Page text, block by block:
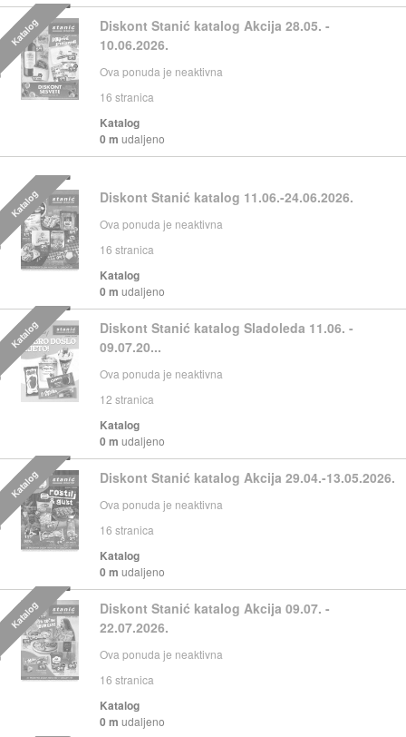
Diskont Stanić katalog Akcija 28.05. -
10.06.2026.
Ova ponuda je neaktivna
16 stranica
Katalog
0 m udaljeno
Katalog
Diskont Stanić katalog 11.06.-24.06.2026.
Ova ponuda je neaktivna
16 stranica
Katalog
0 m udaljeno
Katalog
Diskont Stanić katalog Sladoleda 11.06. -
09.07.20...
Ova ponuda je neaktivna
12 stranica
Katalog
0 m udaljeno
Katalog
Diskont Stanić katalog Akcija 29.04.-13.05.2026.
Ova ponuda je neaktivna
16 stranica
Katalog
0 m udaljeno
Katalog
Diskont Stanić katalog Akcija 09.07. -
22.07.2026.
Ova ponuda je neaktivna
16 stranica
Katalog
0 m udaljeno
Katalog